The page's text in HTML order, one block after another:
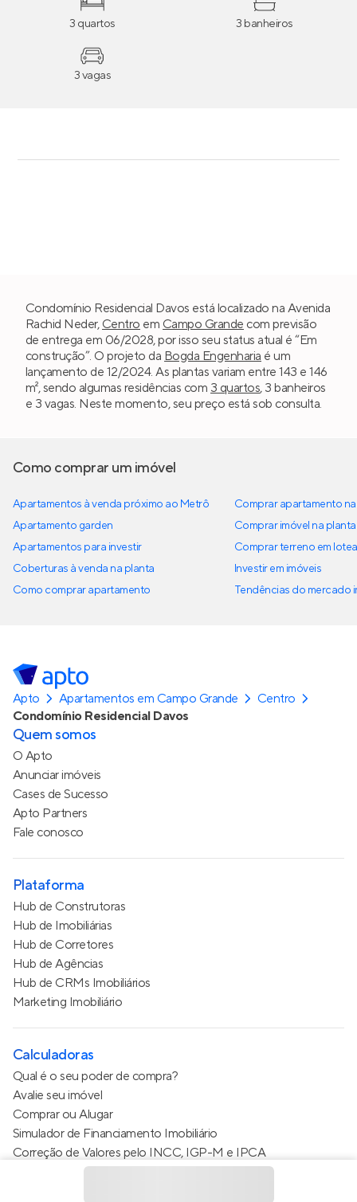
3 quartos 3 banheiros
3 vagas
Condomínio Residencial Davos está localizado na Avenida
Rachid Neder, Centro em Campo Grande com previsão
de entrega em 06/2028, por isso seu status atual é “Em
construção”. O projeto da Bogda Engenharia é um
lançamento de 12/2024. As plantas variam entre 143 e 146
m², sendo algumas residências com 3 quartos, 3 banheiros
e 3 vagas. Neste momento, seu preço está sob consulta.
Como comprar um imóvel
Apartamentos à venda próximo ao Metrô
Apartamento garden
Apartamentos para investir
Coberturas à venda na planta
Como comprar apartamento
Comprar apartamento
Comprar imóvel na planta
Comprar terreno em
Investir em imóveis
Tendências do mercado
Apto Apartamentos em Campo Grande
Centro
Condomínio Residencial Davos
Quem somos
O Apto
Anunciar imóveis
Cases de Sucesso
Apto Partners
Fale conosco
Plataforma
Hub de Construtoras
Hub de Imobiliárias
Hub de Corretores
Hub de Agências
Hub de CRMs Imobiliários
Marketing Imobiliário
Calculadoras
Qual é o seu poder de compra?
Avalie seu imóvel
Comprar ou Alugar
Simulador de Financiamento Imobiliário
Correção de Valores pelo INCC, IGP-M e IPCA
Estimativa de valor do condomínio